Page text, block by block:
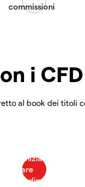
i
al book dei titoli